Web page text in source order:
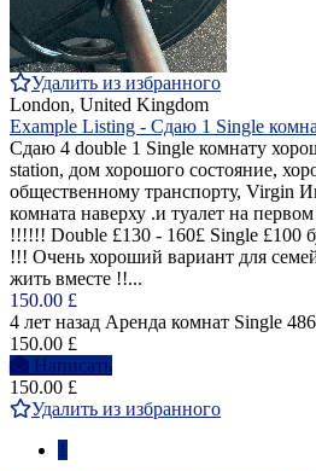
Удалить из избранного
London, United Kingdom
Example Listing - Cдаю 1 Single
Cдаю 4 double 1 Single комнатy
station, дом хорошогo состояние,
общественному транспорту, Virgin
комната наверху .и туалет на
!!!!!! Double £130 - 160£ Single £100
!!! Очень хороший вариант для
жить вместе !!...
150.00 £
4 лет назад Аренда комнат Single
150.00 £
Написать
150.00 £
Удалить из избранного